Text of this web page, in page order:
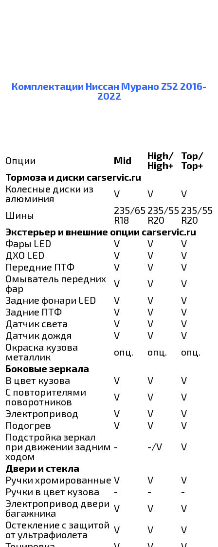
Комплектации Ниссан Мурано Z52 2016-
2022
Опции Mid
High/
High+
Top/
Top+
Тормоза и диски carservic.ru
Колесные диски из
алюминия
V V
V
Шины
235/65
R18
235/55
R20
235/55
R20
Экстерьер и внешние опции carservic.ru
Фары LED
V V
V
ДХО LED
V V
V
Передние ПТФ
V V
V
Омыватель передних
фар
V V
V
Задние фонари LED
V V
V
Задние ПТФ
V V
V
Датчик света
V V
V
Датчик дождя
V V
V
Окраска кузова
металлик
опц. опц.
опц.
Боковые зеркала
В цвет кузова
V V
V
С повторителями
поворотников
V V
V
Электропривод
V V
V
Подогрев
V V
V
Подстройка зеркал
при движении задним
ходом
- -/V
V
Двери и стекла
Ручки хромированные V V
V
Ручки в цвет кузова
- -
-
Электропривод двери
багажника
V V
V
Остекление с защитой
от ультрафиолета
V V
V